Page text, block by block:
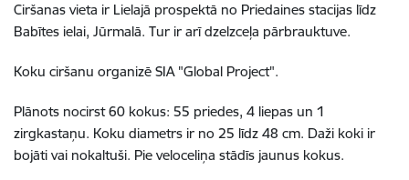
Ciršanas vieta ir Lielajā prospektā no Priedaines stacijas līdz
Babītes ielai, Jūrmalā. Tur ir arī dzelzceļa pārbrauktuve.
Koku ciršanu organizē SIA "Global Project".
Plānots nocirst 60 kokus: 55 priedes, 4 liepas un 1
zirgkastaņu. Koku diametrs ir no 25 līdz 48 cm. Daži koki ir
bojāti vai nokaltuši. Pie veloceliņa stādīs jaunus kokus.